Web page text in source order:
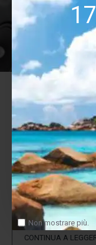
Non mostrare più.
Gold Note
Innovation
Hifi + ha premiato i
Note, PH-10 e PH-
2021.L'azienda
produzione audio
sorgenti agli
raggiungibili, e in
stile ed elega..
CONTINUA A